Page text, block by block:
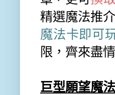
精選魔法推
魔法卡即可
限， 齊來盡
巨型願望魔